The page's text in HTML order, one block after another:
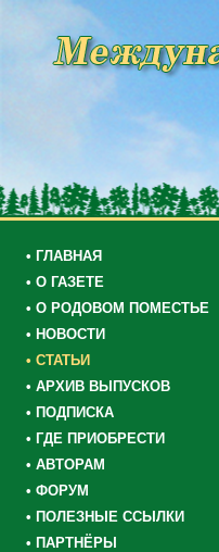
• ГЛАВНАЯ
• О ГАЗЕТЕ
• О РОДОВОМ ПОМЕСТЬЕ
• НОВОСТИ
• СТАТЬИ
• АРХИВ ВЫПУСКОВ
• ПОДПИСКА
• ГДЕ ПРИОБРЕСТИ
• АВТОРАМ
• ФОРУМ
• ПОЛЕЗНЫЕ ССЫЛКИ
• ПАРТНЁРЫ